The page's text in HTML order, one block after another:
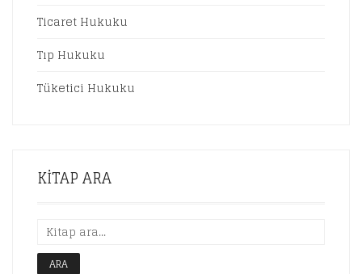
Ticaret Hukuku
Tıp Hukuku
Tüketici Hukuku
KITAP ARA
ARA